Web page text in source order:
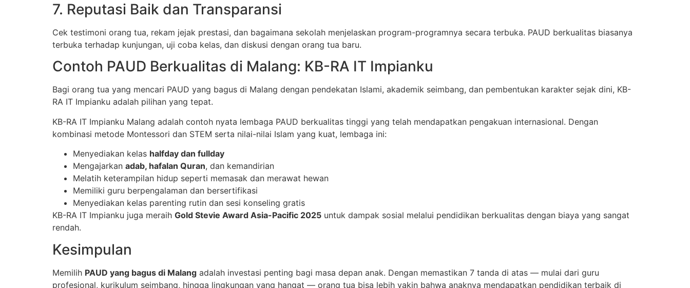
7. Reputasi Baik dan Transparansi
Cek testimoni orang tua, rekam jejak prestasi, dan bagaimana sekolah menjelaskan program-programnya secara terbuka. PAUD berkualitas biasanya
terbuka terhadap kunjungan, uji coba kelas, dan diskusi dengan orang tua baru.
Contoh PAUD Berkualitas di Malang: KB-RA IT Impianku
Bagi orang tua yang mencari PAUD yang bagus di Malang dengan pendekatan Islami, akademik seimbang, dan pembentukan karakter sejak dini, KB-
RA IT Impianku adalah pilihan yang tepat.
KB-RA IT Impianku Malang adalah contoh nyata lembaga PAUD berkualitas tinggi yang telah mendapatkan pengakuan internasional. Dengan
kombinasi metode Montessori dan STEM serta nilai-nilai Islam yang kuat, lembaga ini:
Menyediakan kelas halfday dan fullday
Mengajarkan adab, hafalan Quran, dan kemandirian
Melatih keterampilan hidup seperti memasak dan merawat hewan
Memiliki guru berpengalaman dan bersertifikasi
Menyediakan kelas parenting rutin dan sesi konseling gratis
KB-RA IT Impianku juga meraih Gold Stevie Award Asia-Pacific 2025 untuk dampak sosial melalui pendidikan berkualitas dengan biaya yang sangat
rendah.
Kesimpulan
Memilih PAUD yang bagus di Malang adalah investasi penting bagi masa depan anak. Dengan memastikan 7 tanda di atas — mulai dari guru
profesional, kurikulum seimbang, hingga lingkungan yang hangat — orang tua bisa lebih yakin bahwa anaknya mendapatkan pendidikan terbaik di